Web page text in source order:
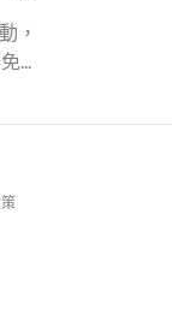
，
...